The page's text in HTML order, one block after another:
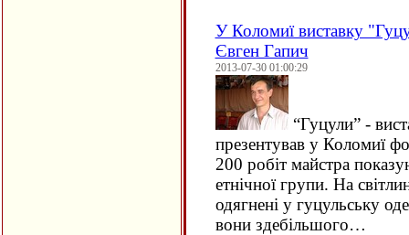
У Коломиї виставку
Євген Гапич
2013-07-30 01:00:29
“Гуцули” -
презентував у Коломиї
200 робіт майстра
етнічної групи. На
одягнені у гуцульську
вони здебільшого…